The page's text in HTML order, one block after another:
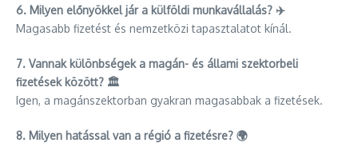
6. Milyen előnyökkel jár a külföldi munkavállalás? ✈️
Magasabb fizetést és nemzetközi tapasztalatot kínál.
7. Vannak különbségek a magán- és állami szektorbeli
fizetések között? 🏛️
Igen, a magánszektorban gyakran magasabbak a fizetések.
8. Milyen hatással van a régió a fizetésre? 🌍